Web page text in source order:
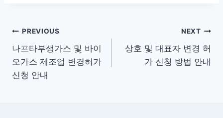
글
탐
색
PREVIOUS
나프타부생가스 및 바이
오가스 제조업 변경허가
신청 안내
NEXT
상호 및 대표자 변경 허
가 신청 방법 안내